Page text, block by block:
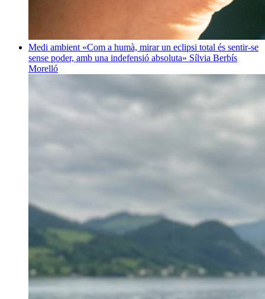
Medi ambient «Com a humà, mirar un eclipsi total és sentir-se
sense poder, amb una indefensió absoluta» Sílvia Berbís
Morelló